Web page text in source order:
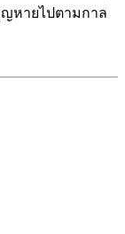
หายไปตามกาล